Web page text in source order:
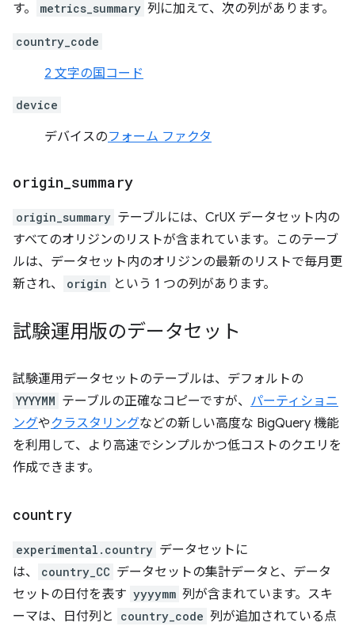
す。
metrics_summary 列に加えて、次の列があります。
country_code
2 文字の国コード
device
デバイスのフォーム ファクタ
origin summary
origin_summary テーブルには、CrUX データセット内の
すべてのオリジンのリストが含まれています。このテーブ
ルは、データセット内のオリジンの最新のリストで毎月更
新され、
origin という 1 つの列があります。
試験運用版のデータセット
試験運用データセットのテーブルは、デフォルトの
YYYYMM テーブルの正確なコピーですが、 パーティショニ
ングやクラスタリングなどの新しい高度な BigQuery 機能
を利用して、より高速でシンプルかつ低コストのクエリを
作成できます。
country
experimental.country データセットに
は、
country_CC データセットの集計データと、データ
セットの日付を表す yyyymm 列が含まれています。スキ
ーマは、日付列と
country_code 列が追加されている点